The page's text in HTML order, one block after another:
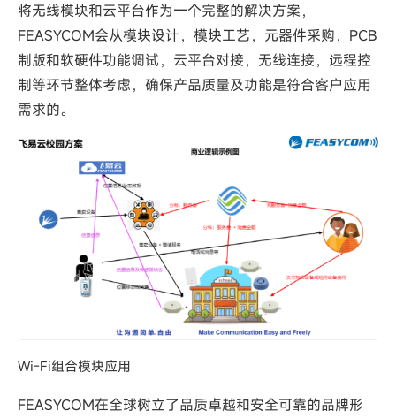
将无线模块和云平台作为一个完整的解决方案，
FEASYCOM会从模块设计，模块工艺，元器件采购，PCB
制版和软硬件功能调试，云平台对接，无线连接，远程控
制等环节整体考虑，确保产品质量及功能是符合客户应用
需求的。
Wi-Fi组合模块应用
FEASYCOM在全球树立了品质卓越和安全可靠的品牌形